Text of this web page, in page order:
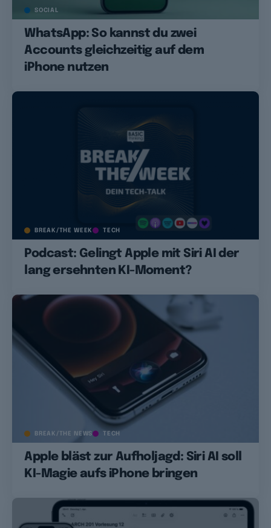
SOCIAL
WhatsApp: So kannst du zwei
Accounts gleichzeitig auf dem
iPhone nutzen
BREAK/THE WEEK TECH
Podcast: Gelingt Apple mit Siri AI der
lang ersehnten KI-Moment?
BREAK/THE NEWS TECH
Apple bläst zur Aufholjagd: Siri AI soll
KI-Magie aufs iPhone bringen